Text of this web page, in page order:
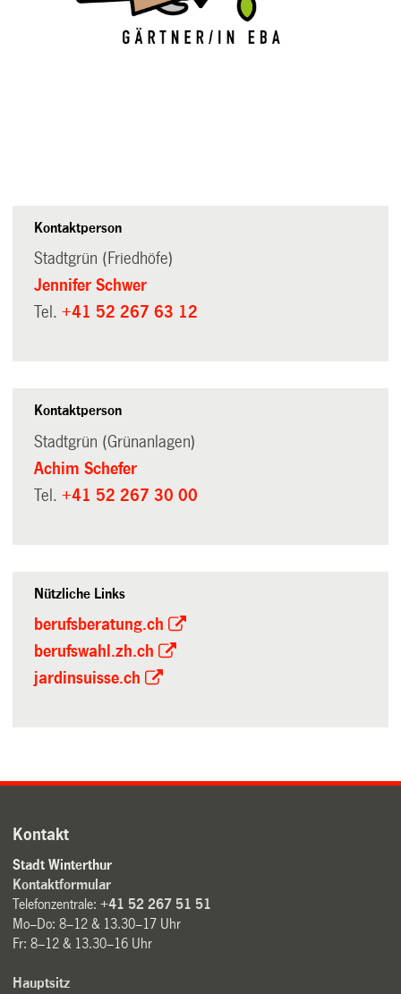
Kontaktperson
Stadtgrün (Friedhöfe)
Jennifer Schwer
Tel.+41 52 267 63 12
Kontaktperson
Stadtgrün (Grünanlagen)
Achim Schefer
Tel.+41 52 267 30 00
Nützliche Links
berufsberatung.ch
berufswahl.zh.ch
jardinsuisse.ch
Kontakt
Stadt Winterthur
Kontaktformular
Telefonzentrale:+41 52 267 51 51
Mo–Do: 8–12 & 13.30–17 Uhr
Fr: 8–12 & 13.30–16 Uhr
Hauptsitz